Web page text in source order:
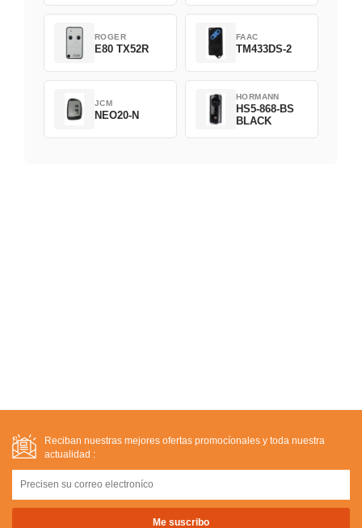
ROGER
E80 TX52R
FAAC
TM433DS-2
JCM
NEO20-N
HORMANN
HS5-868-BS
BLACK
Reciban nuestras mejores ofertas promocíonales y toda nuestra
actualidad :